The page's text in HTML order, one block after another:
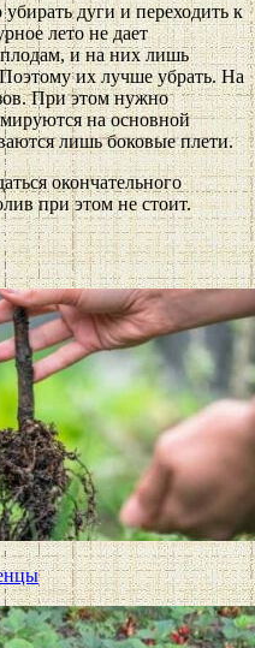
дуги и переходить к
лето не дает
и на них лишь
их лучше убрать. На
При этом нужно
на основной
лишь боковые плети.
окончательного
при этом не стоит.